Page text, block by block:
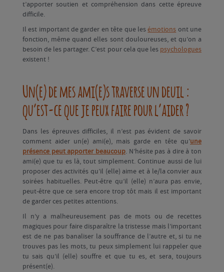
t’apporter soutien et compréhension dans cette épreuve
difficile.
Il est important de garder en tête que lesémotions ont une
fonction, même quand elles sont douloureuses, et qu’on a
besoin de les partager. C’est pour cela que les psychologues
existent !
Un(e) de mes ami(e)s traverse un deuil :
qu’est-ce que je peux faire pour l’aider ?
Dans les épreuves difficiles, il n’est pas évident de savoir
comment aider un(e) ami(e), mais garde en tête qu’une
présence peut apporter beaucoup. N’hésite pas à dire à ton
ami(e) que tu es là, tout simplement. Continue aussi de lui
proposer des activités qu’il (elle) aime et à le/la convier aux
soirées habituelles. Peut-être qu’il (elle) n’aura pas envie,
peut-être que ce sera encore trop tôt mais il est important
de garder ces petites attentions.
Il n’y a malheureusement pas de mots ou de recettes
magiques pour faire disparaître la tristesse mais l’important
est de ne pas banaliser la souffrance de l’autre et, si tu ne
trouves pas les mots, tu peux simplement lui rappeler que
tu sais qu’il (elle) souffre et que tu es, et sera, toujours
présent(e).